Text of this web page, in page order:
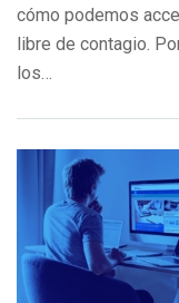
cómo podemos
libre de contagio.
los…